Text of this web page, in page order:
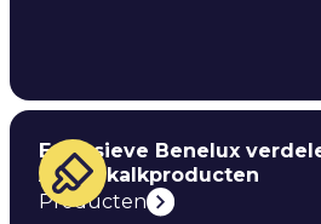
Exclusieve Benelux
Astier kalkproducten
Producten